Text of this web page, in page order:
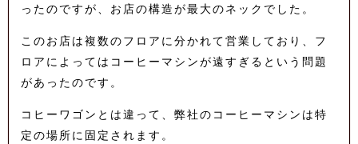
ったのですが、お店の構造が最大のネックでした。
このお店は複数のフロアに分かれて営業しており、フ
ロアによってはコーヒーマシンが遠すぎるという問題
があったのです。
コヒーワゴンとは違って、弊社のコーヒーマシンは特
定の場所に固定されます。